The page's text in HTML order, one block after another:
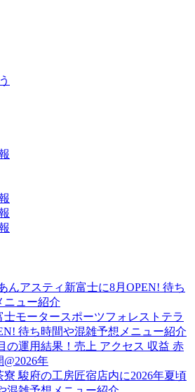
んアスティ新富士に8月OPEN! 待ち
ニュー紹介
士モータースポーツフォレストテラ
待ち時間や混雑予想メニュー紹介
の運用結果！売上 アクセス 収益 赤
年
寮 駿府の工房匠宿店内に2026年夏頃